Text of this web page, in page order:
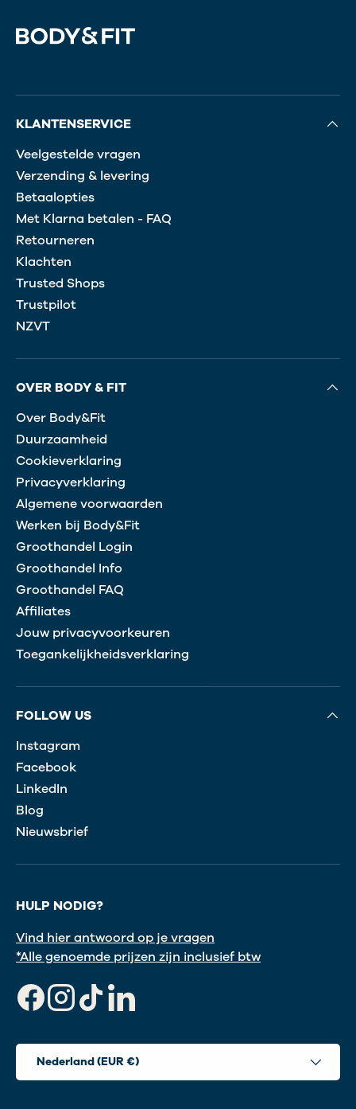
KLANTENSERVICE
Veelgestelde vragen
Verzending & levering
Betaalopties
Met Klarna betalen - FAQ
Retourneren
Klachten
Trusted Shops
Trustpilot
NZVT
OVER BODY & FIT
Over Body&Fit
Duurzaamheid
Cookieverklaring
Privacyverklaring
Algemene voorwaarden
Werken bij Body&Fit
Groothandel Login
Groothandel Info
Groothandel FAQ
Affiliates
Jouw privacyvoorkeuren
Toegankelijkheidsverklaring
FOLLOW US
Instagram
Facebook
LinkedIn
Blog
Nieuwsbrief
HULP NODIG?
Vind hier antwoord op je vragen
*Alle genoemde prijzen zijn inclusief btw
FacebookInstagram
TikTokLinkedIn
Land/Regio
Nederland (EUR €)